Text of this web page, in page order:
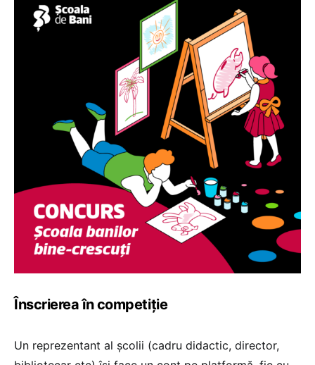
Înscrierea în competiție
Un reprezentant al școlii (cadru didactic, director,